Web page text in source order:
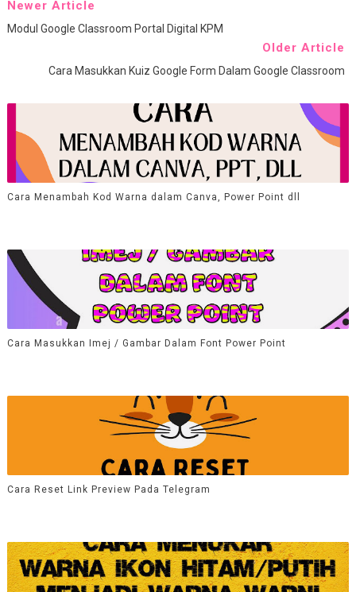
Newer Article
Modul Google Classroom Portal Digital KPM
Older Article
Cara Masukkan Kuiz Google Form Dalam Google Classroom
Cara Menambah Kod Warna dalam Canva, Power Point dll
Cara Masukkan Imej / Gambar Dalam Font Power Point
Cara Reset Link Preview Pada Telegram